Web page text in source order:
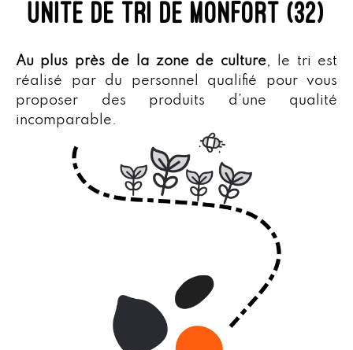
unité de tri de Monfort (32)
Au plus près de la zone de culture, le tri est
réalisé par du personnel qualifié pour vous
proposer des produits d’une qualité
incomparable.